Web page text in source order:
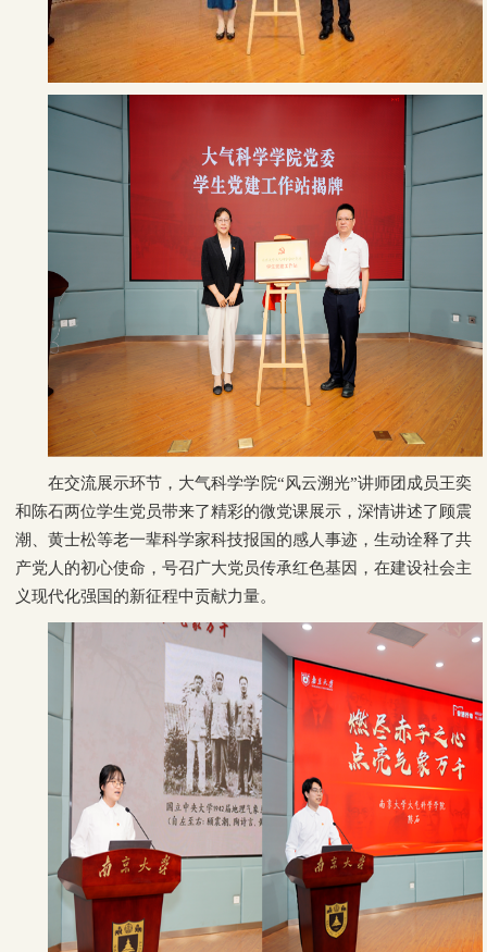
在交流展示环节，大气科学学院“风云溯光”讲师团成员王奕
和陈石两位学生党员带来了精彩的微党课展示，深情讲述了顾震
潮、黄士松等老一辈科学家科技报国的感人事迹，生动诠释了共
产党人的初心使命，号召广大党员传承红色基因，在建设社会主
义现代化强国的新征程中贡献力量。